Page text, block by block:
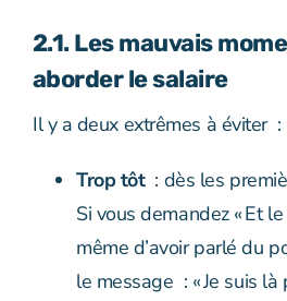
2.1. Les mauvais
aborder le salaire
Il y a deux extrêmes à éviter :
Trop tôt: dès les
Si vous demandez « Et
même d’avoir parlé du
le message : « Je suis là